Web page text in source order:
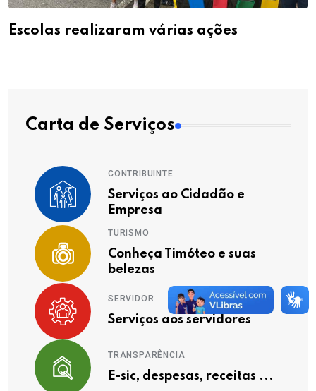
Escolas realizaram várias ações
Carta de Serviços
CONTRIBUINTE
Serviços ao Cidadão e
Empresa
TURISMO
Conheça Timóteo e suas
belezas
SERVIDOR
Serviços aos servidores
TRANSPARÊNCIA
E-sic, despesas, receitas ...